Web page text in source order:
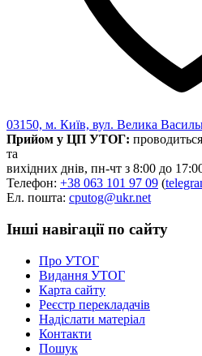
03150, м. Київ, вул. Велика
Прийом у ЦП УТОГ:
та
вихідних днів, пн-чт з 8:00 до
Телефон: +38 063 101 97 09 (
Ел. пошта: cputog@ukr.net
Інші навігації по сайту
Про УТОГ
Видання УТОГ
Карта сайту
Реєстр перекладачів
Надіслати матеріал
Контакти
Пошук